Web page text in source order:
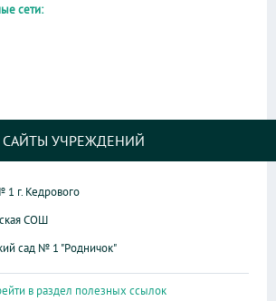
сети:
САЙТЫ УЧРЕЖДЕНИЙ
г. Кедрового
СОШ
сад № 1 "Родничок"
в раздел полезных ссылок